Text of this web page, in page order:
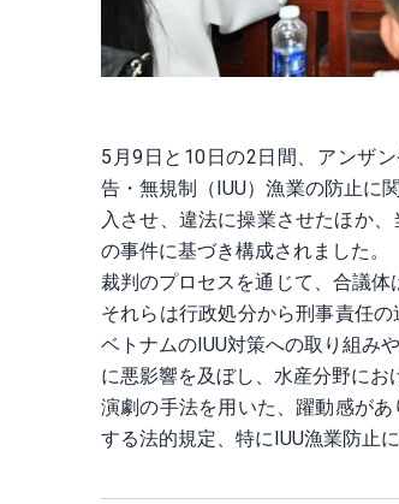
5月9日と10日の2日間、アンザ
告・無規制（IUU）漁業の防止に
入させ、違法に操業させたほか
の事件に基づき構成されました。
裁判のプロセスを通じて、合議
それらは行政処分から刑事責任
ベトナムのIUU対策への取り組み
に悪影響を及ぼし、水産分野にお
演劇の手法を用いた、躍動感が
する法的規定、特にIUU漁業防止